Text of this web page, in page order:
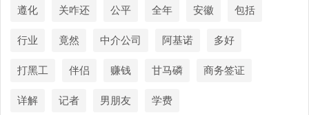
遵化 关咋还 公平 全年 安徽 包括
行业 竟然 中介公司 阿基诺 多好
打黑工 伴侣 赚钱 甘马磷 商务签证
详解 记者 男朋友 学费